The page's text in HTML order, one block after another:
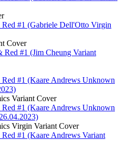
Cover
Variant Cover
Virgin Variant Cover